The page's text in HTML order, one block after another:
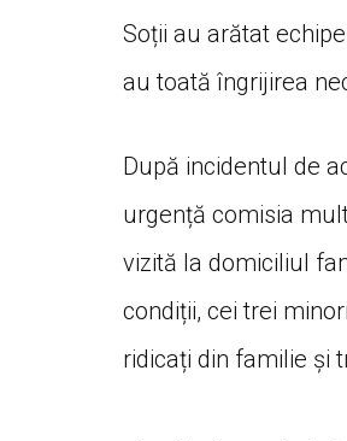
Soții au arătat
au toată îngrijirea
După incidentul de
urgență comisia
vizită la domiciliul
condiții, cei trei
ridicați din familie și